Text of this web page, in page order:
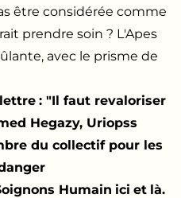
être considérée comme
prendre soin ? L'Apes
avec le prisme de
: "Il faut revaloriser
Hegazy, Uriopss
du collectif pour les
Humain ici et là.